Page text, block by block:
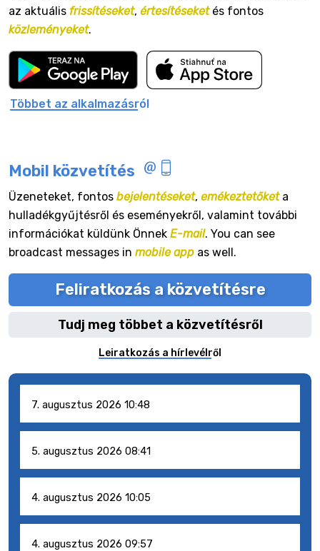
az aktuális frissítéseket, értesítéseketés fontos
közleményeket.
Többet az alkalmazásról
Mobil közvetítés
Üzeneteket, fontos bejelentéseket, emékeztetőketa
hulladékgyűjtésről és eseményekről, valamint további
információkat küldünk Önnek E-mail. You can see
broadcast messages in mobile app as well.
Feliratkozás a közvetítésre
Tudj meg többet a közvetítésről
Leiratkozás a hírlevélről
7. augusztus 2026 10:48
5. augusztus 2026 08:41
4. augusztus 2026 10:05
4. augusztus 2026 09:57